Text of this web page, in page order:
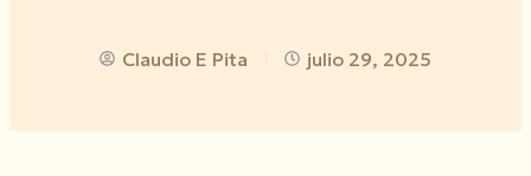
Claudio E Pita julio 29, 2025